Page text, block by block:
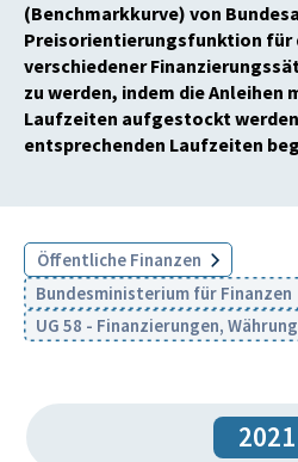
(Benchmarkkurve) von
Preisorientierungsfunktion für
verschiedener
zu werden, indem die Anleihen
Laufzeiten aufgestockt
entsprechenden Laufzeiten
Öffentliche Finanzen
Bundesministerium für Finanzen
UG 58 - Finanzierungen,
2021